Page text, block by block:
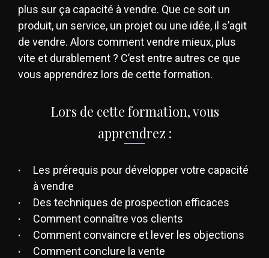
plus sur ça capacité à vendre. Que ce soit un
produit, un service, un projet ou une idée, il s’agit
de vendre. Alors comment vendre mieux, plus
vite et durablement ? C’est entre autres ce que
vous apprendrez lors de cette formation.
Lors de cette formation, vous
apprendrez :
Les prérequis pour développer votre capacité
à vendre
Des techniques de prospection efficaces
Comment connaître vos clients
Comment convaincre et lever les objections
Comment conclure la vente